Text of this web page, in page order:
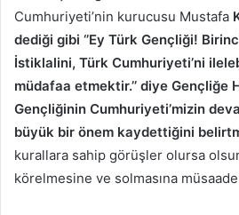
Cumhuriyeti’nin kurucusu Mustafa
dediği gibi ‘’Ey Türk Gençliği!
İstiklalini, Türk Cumhuriyeti’ni
müdafaa etmektir.’’ diye Gençliğe
Gençliğinin Cumhuriyeti’mizin
büyük bir önem kaydettiğini
kurallara sahip görüşler olursa
körelmesine ve solmasına